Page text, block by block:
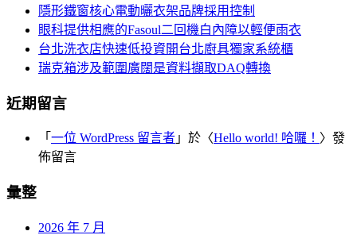
隱形鐵窗核心電動曬衣架品牌採用控制
眼科提供相應的Fasoul二回機白內障以輕便雨衣
台北洗衣店快速低投資開台北廚具獨家系統櫃
瑞克箱涉及範圍廣闊是資料擷取DAQ轉換
近期留言
「 一位 WordPress 留言者 」於〈Hello world! 哈囉！ 〉發
佈留言
彙整
2026 年 7 月